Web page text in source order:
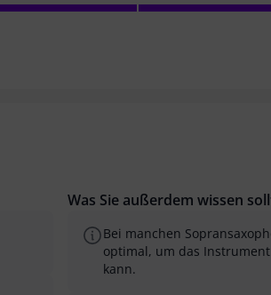
Was Sie außerdem wissen
Bei manchen
optimal, um das
kann.